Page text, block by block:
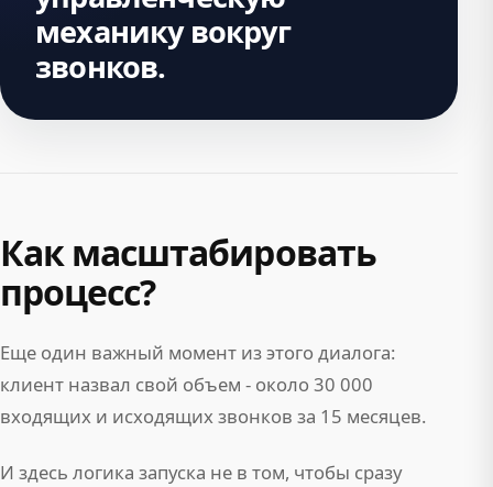
механикувокруг
звонков.
Как масштабировать
процесс?
Еще один важный момент из этого диалога:
клиент назвал свой объем - около 30 000
входящих и исходящих звонков за 15 месяцев.
И здесь логика запуска не в том, чтобы сразу